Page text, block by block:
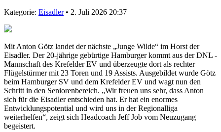
Kategorie: Eisadler• 2. Juli 2026 20:37
Mit Anton Götz landet der nächste „Junge Wilde“ im Horst der
Eisadler. Der 20-jährige gebürtige Hamburger kommt aus der DNL -
Mannschaft des Krefelder EV und überzeugte dort als rechter
Flügelstürmer mit 23 Toren und 19 Assists. Ausgebildet wurde Götz
beim Hamburger SV und dem Krefelder EV und wagt nun den
Schritt in den Seniorenbereich. „Wir freuen uns sehr, dass Anton
sich für die Eisadler entschieden hat. Er hat ein enormes
Entwicklungspotential und wird uns in der Regionalliga
weiterhelfen“, zeigt sich Headcoach Jeff Job vom Neuzugang
begeistert.